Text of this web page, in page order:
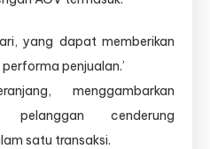
yang dapat memberikan
penjualan.’
menggambarkan
cenderung
satu transaksi.